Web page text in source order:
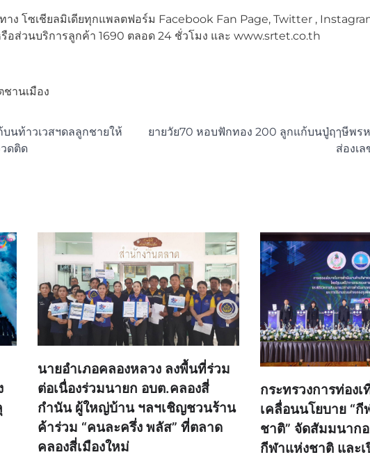
าง โซเชียลมิเดียทุกแพลตฟอร์ม Facebook Fan Page, Twitter ,
อส่วนบริการลูกค้า 1690 ตลอด 24 ชั่วโมง และ www.srtet.co.th
านเมือง
ท้าวเวสฯดลลูกชายให้
ดติด
ยายวัย70 หอบฟักทอง 200 ลูกแก้บนปู่ฤๅษีพร
ส่องเ
นายอำเภอคลองหลวง ลงพื้นที่ร่วม
ต่อเนื่องร่วมนายก อบต.คลองสี่
กำนัน ผู้ใหญ่บ้าน ฯลฯเชิญชวนร้าน
ค้าร่วม “คนละครึ่ง พลัส” ที่ตลาด
คลองสี่เมืองใหม่
กระทรวงการท่อง
เคลื่อนนโยบาย “
ชาติ” จัดสัมมนาก
กีฬาแห่งชาติ และ